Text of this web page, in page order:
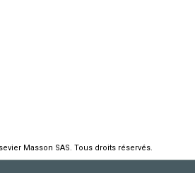
Masson SAS. Tous droits réservés.